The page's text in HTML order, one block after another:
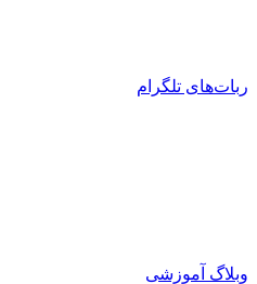
ربات‌های تلگرام
وبلاگ آموزشی